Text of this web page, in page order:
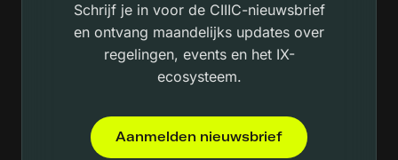
Schrijf je in voor de CIIIC-nieuwsbrief
en ontvang maandelijks updates over
regelingen, events en het IX-
ecosysteem.
Aanmelden nieuwsbrief